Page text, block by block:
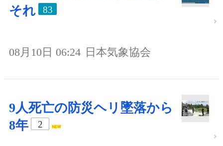
それ
83
08月10日 06:24 日本気象協会
9人死亡の防災ヘリ墜落から
8年
2